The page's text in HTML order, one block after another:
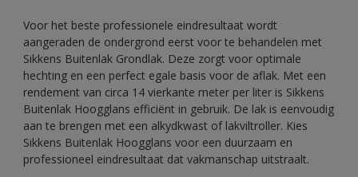
Voor het beste professionele eindresultaat wordt
aangeraden de ondergrond eerst voor te behandelen met
Sikkens Buitenlak Grondlak. Deze zorgt voor optimale
hechting en een perfect egale basis voor de aflak. Met een
rendement van circa 14 vierkante meter per liter is Sikkens
Buitenlak Hoogglans efficiënt in gebruik. De lak is eenvoudig
aan te brengen met een alkydkwast of lakviltroller. Kies
Sikkens Buitenlak Hoogglans voor een duurzaam en
professioneel eindresultaat dat vakmanschap uitstraalt.